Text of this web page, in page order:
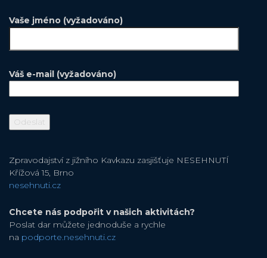
Vaše jméno (vyžadováno)
Váš e-mail (vyžadováno)
Zpravodajství z jižního Kavkazu zasjišťuje NESEHNUTÍ
Křížová 15, Brno
nesehnuti.cz
Chcete nás podpořit v našich aktivitách?
Poslat dar můžete jednoduše a rychle
na podporte.nesehnuti.cz